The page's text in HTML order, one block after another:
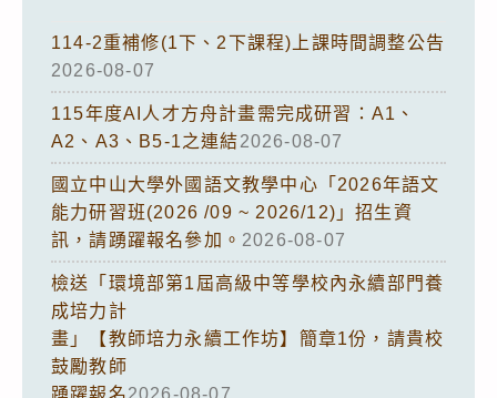
114-2重補修(1下、2下課程)上課時間調整公告
2026-08-07
115年度AI人才方舟計畫需完成研習：A1、
A2、A3、B5-1之連結2026-08-07
國立中山大學外國語文教學中心「2026年語文
能力研習班(2026 /09 ~ 2026/12)」招生資
訊，請踴躍報名參加。 2026-08-07
檢送「環境部第1屆高級中等學校內永續部門養
成培力計
畫」【教師培力永續工作坊】簡章1份，請貴校
鼓勵教師
踴躍報名2026-08-07